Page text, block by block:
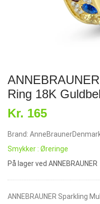
Ring 18K
Kr. 165
Brand:
Smykker : Øreringe
På lager ved ANNEBRAUNER
ANNEBRAUNER Sparkling